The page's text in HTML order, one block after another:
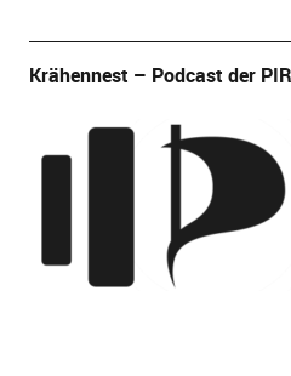
Krähennest – Podcast der